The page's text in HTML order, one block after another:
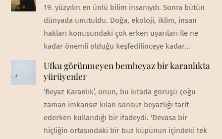
19. yüzyılın en ünlü bilim insanıydı. Sonra bütün
dünyada unutuldu. Doğa, ekoloji, iklim, insan
hakları konusundaki çok erken uyarıları ile ne
kadar önemli olduğu keşfedilinceye kadar...
Ufku görünmeyen bembeyaz bir karanlıkta
yürüyenler
‘Beyaz Karanlık’, onun, bu kıtada görüşü çoğu
zaman imkansız kılan sonsuz beyazlığı tarif
ederken kullandığı bir ifadeydi. ‘Devasa bir
hiçliğin ortasındaki bir buz küpünün içindeki tek